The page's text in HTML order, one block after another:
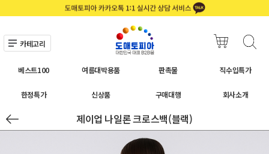
카테고리
베스트100 여름대박용품 판촉물 직수입특가
한정특가 신상품 구매대행 회사소개
제이업 나일론 크로스백(블랙)